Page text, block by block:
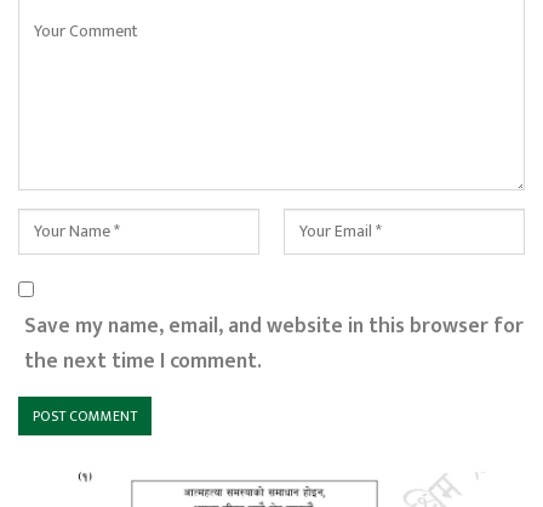
Save my name, email, and website in this browser for
the next time I comment.